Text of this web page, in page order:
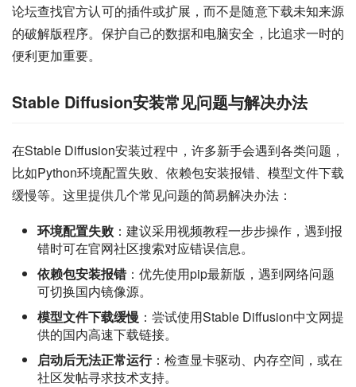
论坛查找官方认可的插件或扩展，而不是随意下载未知来源
的破解版程序。保护自己的数据和电脑安全，比追求一时的
便利更加重要。
Stable Diffusion安装常见问题与解决办法
在Stable Diffusion安装过程中，许多新手会遇到各类问题，
比如Python环境配置失败、依赖包安装报错、模型文件下载
缓慢等。这里提供几个常见问题的简易解决办法：
环境配置失败 ：建议采用视频教程一步步操作，遇到报
错时可在官网社区搜索对应错误信息。
依赖包安装报错 ：优先使用pip最新版，遇到网络问题
可切换国内镜像源。
模型文件下载缓慢 ：尝试使用Stable Diffusion中文网提
供的国内高速下载链接。
启动后无法正常运行：检查显卡驱动、内存空间，或在
社区发帖寻求技术支持。